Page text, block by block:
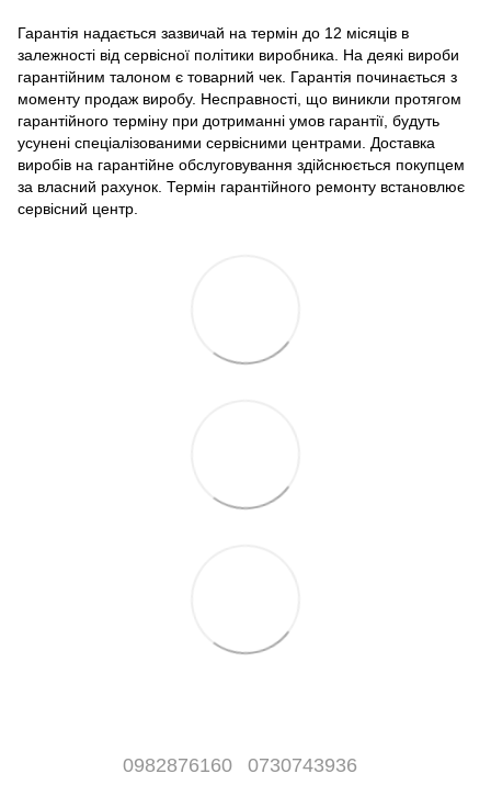
Гарантія надається зазвичай на термін до 12 місяців в
залежності від сервісної політики виробника. На деякі вироби
гарантійним талоном є товарний чек. Гарантія починається з
моменту продаж виробу. Несправності, що виникли протягом
гарантійного терміну при дотриманні умов гарантії, будуть
усунені спеціалізованими сервісними центрами. Доставка
виробів на гарантійне обслуговування здійснюється покупцем
за власний рахунок. Термін гарантійного ремонту встановлює
сервісний центр.
0982876160 0730743936